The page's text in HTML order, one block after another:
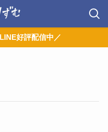
好評配信中／